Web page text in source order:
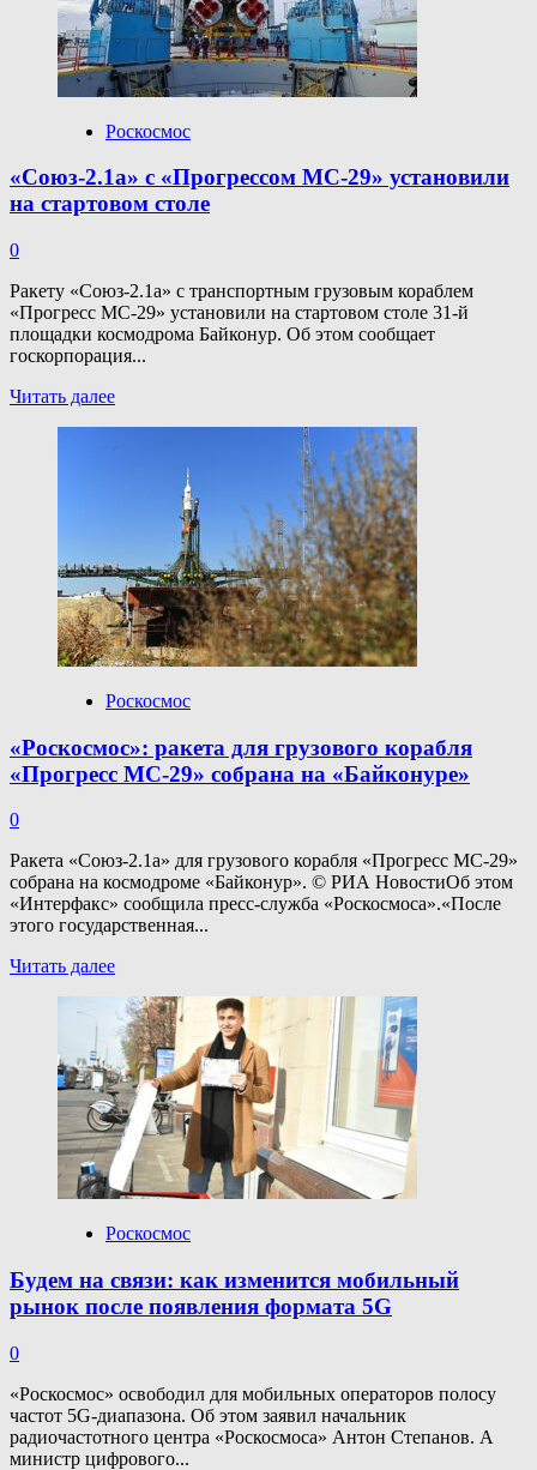
невооруженным
глазом
Роскосмос
«Союз-2.1а» с «Прогрессом МС-29» установили
на стартовом столе
0
Ракету «Союз-2.1а» с транспортным грузовым кораблем
«Прогресс МС-29» установили на стартовом столе 31-й
площадки космодрома Байконур. Об этом сообщает
госкорпорация...
Читать далееПрочитать
с «Прогрессом
установили
на стартовом
столе
Роскосмос
«Роскосмос»: ракета для грузового корабля
«Прогресс МС-29» собрана на «Байконуре»
0
Ракета «Союз-2.1а» для грузового корабля «Прогресс МС-29»
собрана на космодроме «Байконур». © РИА НовостиОб этом
«Интерфакс» сообщила пресс-служба «Роскосмоса».«После
этого государственная...
Читать далееПрочитать
«Роскосмос»:
ракета
для
грузового
корабля
«Прогресс
МС-29»
собрана
на «Байконуре»
Роскосмос
Будем на связи: как изменится мобильный
рынок после появления формата 5G
0
«Роскосмос» освободил для мобильных операторов полосу
частот 5G-диапазона. Об этом заявил начальник
радиочастотного центра «Роскосмоса» Антон Степанов. А
министр цифрового...